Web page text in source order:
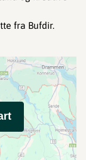
fra Bufdir.